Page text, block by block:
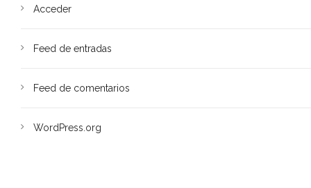
Acceder
Feed de entradas
Feed de comentarios
WordPress.org